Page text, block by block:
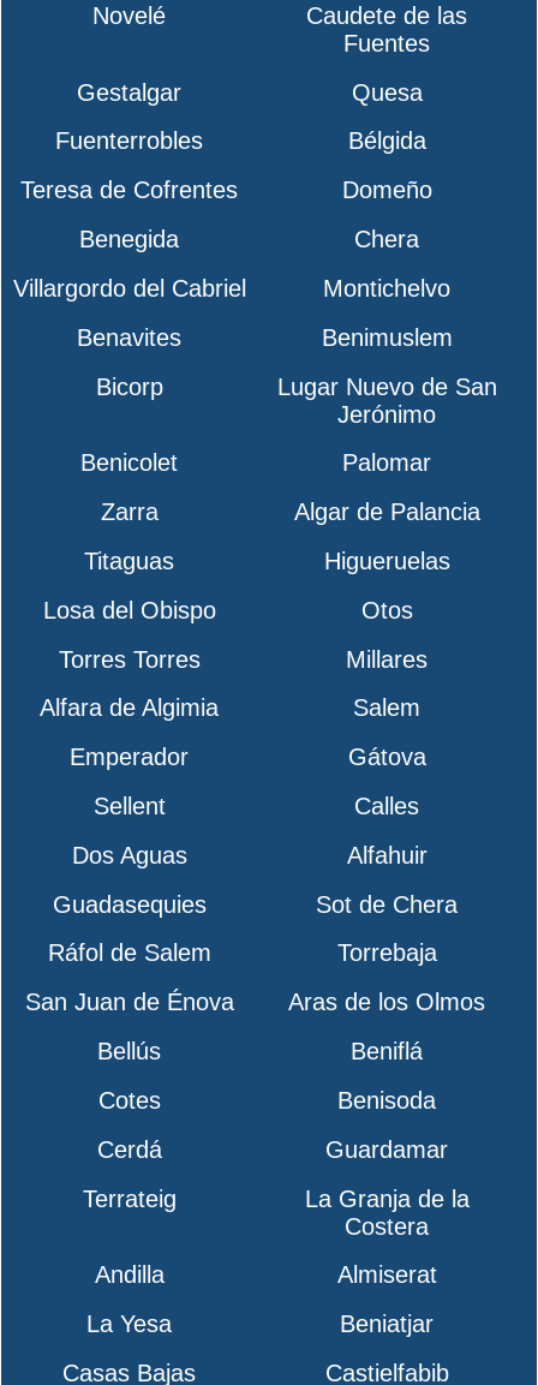
Novelé
Caudete de las
Fuentes
Gestalgar
Quesa
Fuenterrobles
Bélgida
Teresa de Cofrentes
Domeño
Benegida
Chera
Villargordo del Cabriel
Montichelvo
Benavites
Benimuslem
Bicorp
Lugar Nuevo de San
Jerónimo
Benicolet
Palomar
Zarra
Algar de Palancia
Titaguas
Higueruelas
Losa del Obispo
Otos
Torres Torres
Millares
Alfara de Algimia
Salem
Emperador
Gátova
Sellent
Calles
Dos Aguas
Alfahuir
Guadasequies
Sot de Chera
Ráfol de Salem
Torrebaja
San Juan de Énova
Aras de los Olmos
Bellús
Beniflá
Cotes
Benisoda
Cerdá
Guardamar
Terrateig
La Granja de la
Costera
Andilla
Almiserat
La Yesa
Beniatjar
Casas Bajas
Castielfabib